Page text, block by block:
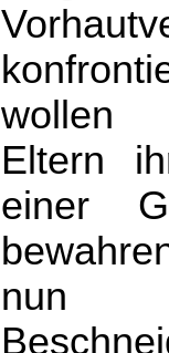
wollen
Eltern
einer
nun